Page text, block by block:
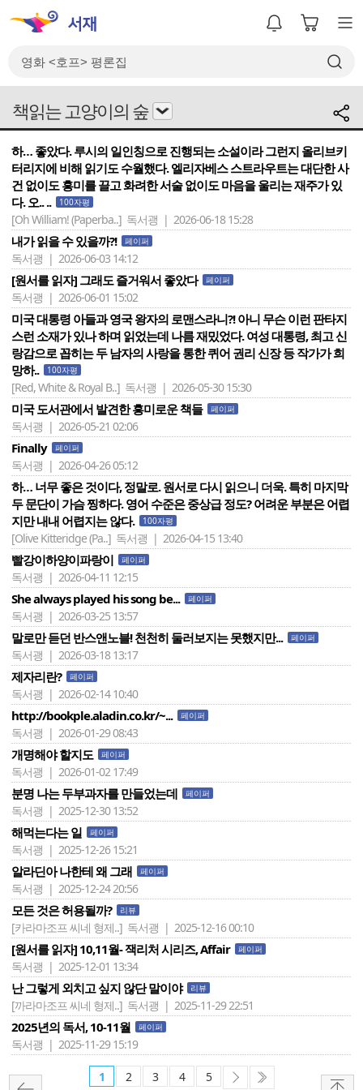
책읽는 고양이의 숲
하… 좋았다. 루시의 일인칭으로 진행되는 소설이라 그런지 올리브키
터리지에 비해 읽기도 수월했다. 엘리자베스 스트라우트는 대단한 사
건 없이도 흥미를 끌고 화려한 서술 없이도 마음을 울리는 재주가 있
다. 오.. ..
100자평
[Oh William! (Paperba..] 독서괭 | 2026-06-18 15:28
내가 읽을 수 있을까?! 페이퍼
독서괭 | 2026-06-03 14:12
[원서를 읽자] 그래도 즐거워서 좋았다 페이퍼
독서괭 | 2026-06-01 15:02
미국 대통령 아들과 영국 왕자의 로맨스라니?! 아니 무슨 이런 판타지
스런 소재가 있나 하며 읽었는데 나름 재밌었다. 여성 대통령, 최고 신
랑감으로 꼽히는 두 남자의 사랑을 통한 퀴어 권리 신장 등 작가가 희
망하..
100자평
[Red, White & Royal B..] 독서괭 | 2026-05-30 15:30
미국 도서관에서 발견한 흥미로운 책들 페이퍼
독서괭 | 2026-05-21 02:06
Finally 페이퍼
독서괭 | 2026-04-26 05:12
하… 너무 좋은 것이다, 정말로. 원서로 다시 읽으니 더욱. 특히 마지막
두 문단이 가슴 찡하다. 영어 수준은 중상급 정도? 어려운 부분은 어렵
지만 내내 어렵지는 않다.
100자평
[Olive Kitteridge (Pa..] 독서괭 | 2026-04-15 13:40
빨강이하양이파랑이 페이퍼
독서괭 | 2026-04-11 12:15
She always played his song be... 페이퍼
독서괭 | 2026-03-25 13:57
말로만 듣던 반스앤노블! 천천히 둘러보지는 못했지만... 페이퍼
독서괭 | 2026-03-18 13:17
제자리란? 페이퍼
독서괭 | 2026-02-14 10:40
http://bookple.aladin.co.kr/~... 페이퍼
독서괭 | 2026-01-29 08:43
개명해야 할지도 페이퍼
독서괭 | 2026-01-02 17:49
분명 나는 두부과자를 만들었는데 페이퍼
독서괭 | 2025-12-30 13:52
해먹는다는 일 페이퍼
독서괭 | 2025-12-26 15:21
알라딘아 나한테 왜 그래 페이퍼
독서괭 | 2025-12-24 20:56
모든 것은 허용될까? 리뷰
[카라마조프 씨네 형제..] 독서괭 | 2025-12-16 00:10
[원서를 읽자] 10,11월- 잭리처 시리즈, Affair 페이퍼
독서괭 | 2025-12-01 13:34
난 그렇게 외치고 싶지 않단 말이야 리뷰
[까라마조프 씨네 형제..] 독서괭 | 2025-11-29 22:51
2025년의 독서, 10-11월 페이퍼
독서괭 | 2025-11-29 15:19
1 2 3 4 5